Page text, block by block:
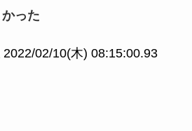
った
2022/02/10(木) 08:15:00.93